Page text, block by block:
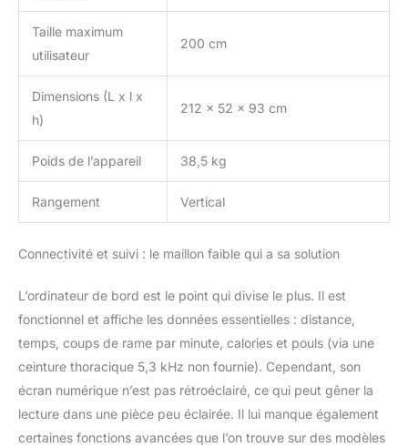
Taille maximum
utilisateur
200 cm
Dimensions (L x l x
h)
212 x 52 x 93 cm
Poids de l’appareil 38,5 kg
Rangement Vertical
Connectivité et suivi : le maillon faible qui a sa solution
L’ordinateur de bord est le point qui divise le plus. Il est
fonctionnel et affiche les données essentielles : distance,
temps, coups de rame par minute, calories et pouls (via une
ceinture thoracique 5,3 kHz non fournie). Cependant, son
écran numérique n’est pas rétroéclairé, ce qui peut gêner la
lecture dans une pièce peu éclairée. Il lui manque également
certaines fonctions avancées que l’on trouve sur des modèles